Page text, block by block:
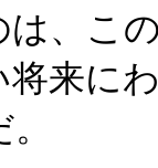
、こ
来に